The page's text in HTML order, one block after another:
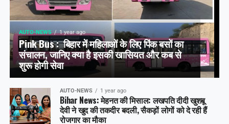
AUTO-NEWS 1 year ago
Pink Bus : बिहार में महिलाओं के लिए पिंक बसों का
संचालन, जानिए क्या है इसकी खासियत और कब से
शुरू होगी सेवा
AUTO-NEWS 1 year ago
Bihar News: मेहनत की मिसाल: लखपति दीदी खुशबू
देवी ने खुद की तकदीर बदली, सैकड़ों लोगों को दे रही हैं
रोजगार का मौका